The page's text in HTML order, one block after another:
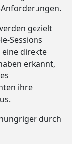
gezielt
Sessions
eine direkte
erkannt,
ihre
durch